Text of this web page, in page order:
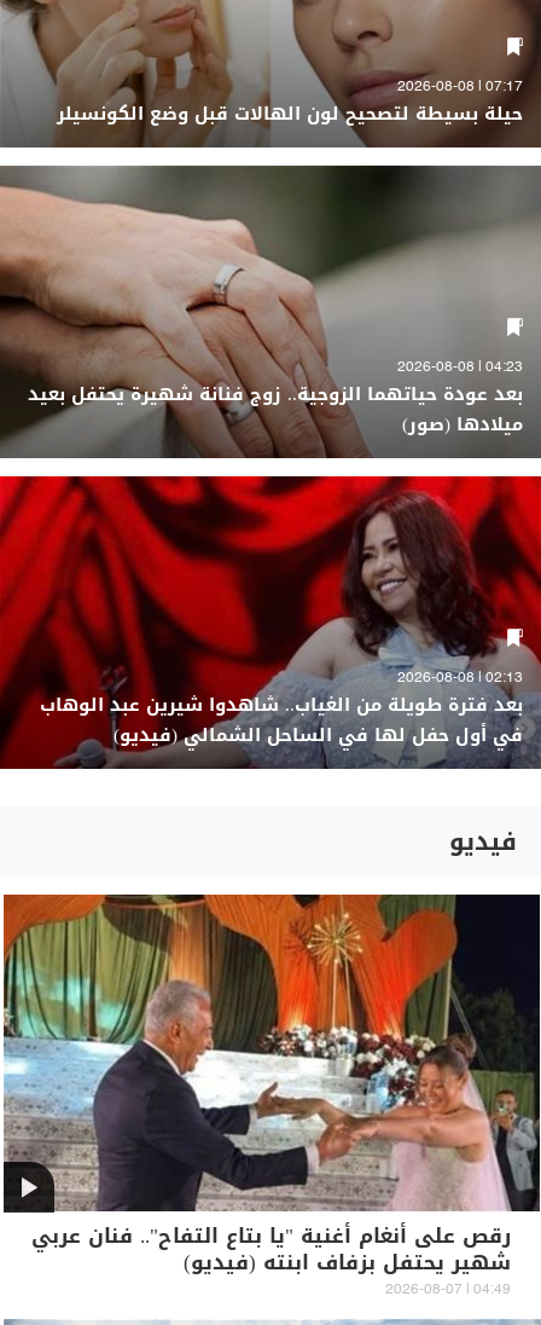
07:17 | 2026-08-08
حيلة بسيطة لتصحيح لون الهالات قبل وضع الكونسيلر
04:23 | 2026-08-08
بعد عودة حياتهما الزوجية.. زوج فنانة شهيرة يحتفل بعيد
ميلادها (صور)
02:13 | 2026-08-08
بعد فترة طويلة من الغياب.. شاهدوا شيرين عبد الوهاب
في أول حفل لها في الساحل الشمالي (فيديو)
فيديو
رقص على أنغام أغنية "يا بتاع التفاح".. فنان عربي
شهير يحتفل بزفاف ابنته (فيديو)
04:49 | 2026-08-07